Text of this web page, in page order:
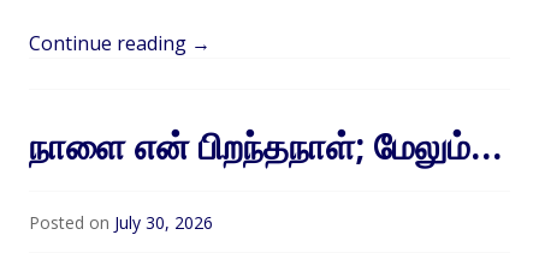
Continue reading →
நாளை என் பிறந்தநாள்; மேலும்…
Posted on July 30, 2026